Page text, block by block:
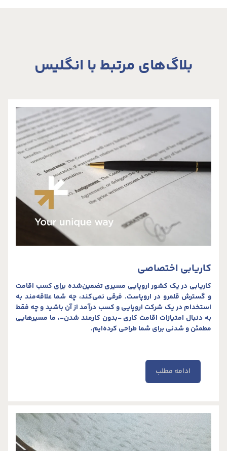
بلاگ‌های مرتبط با انگلیس
کاریابی اختصاصی
کاریابی در یک کشور اروپایی مسیری تضمین‌شده برای کسب اقامت
و گسترش قلمرو در اروپاست. فرقی نمی‌کند، چه شما علاقه‌مند به
استخدام در یک شرکت اروپایی و کسب درآمد از آن باشید و چه فقط
به دنبال امتیازات اقامت کاری -بدون کارمند شدن-، ما مسیرهایی
مطمئن و شدنی برای شما طراحی کرده‌ایم.
ادامه مطلب